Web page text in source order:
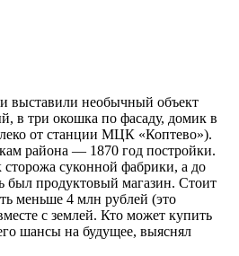
выставили необычный объект
в три окошка по фасаду, домик в
от станции МЦК «Коптево»).
района — 1870 год постройки.
суконной фабрики, а до
был продуктовый магазин. Стоит
меньше 4 млн рублей (это
с землей. Кто может купить
шансы на будущее, выяснял